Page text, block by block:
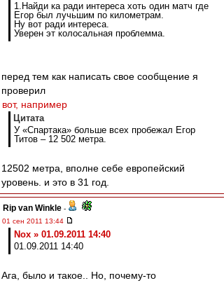
1.Найди ка ради интереса хоть один матч где
Егор был лучьшим по километрам.
Ну вот ради интереса.
Уверен эт колосальная проблемма.
перед тем как написать свое сообщение я
проверил
вот, например
Цитата
У «Спартака» больше всех пробежал Егор
Титов – 12 502 метра.
12502 метра, вполне себе европейский
уровень. и это в 31 год.
Rip van Winkle -
01 сен 2011 13:44
Nox » 01.09.2011 14:40
01.09.2011 14:40
Ага, было и такое.. Но, почему-то